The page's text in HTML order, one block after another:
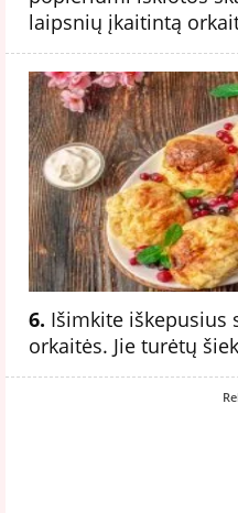
laipsnių įkaitintą
6. Išimkite iškepusius
orkaitės. Jie turėtų